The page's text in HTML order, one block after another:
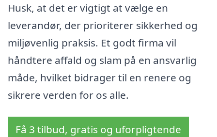
Husk, at det er vigtigt at vælge en
leverandør, der prioriterer sikkerhed og
miljøvenlig praksis. Et godt firma vil
håndtere affald og slam på en ansvarlig
måde, hvilket bidrager til en renere og
sikrere verden for os alle.
Få 3 tilbud, gratis og uforpligtende